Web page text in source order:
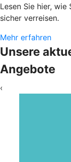
Lesen Sie hier, wie
sicher verreisen.
Mehr erfahren
Unsere
Angebote
‹